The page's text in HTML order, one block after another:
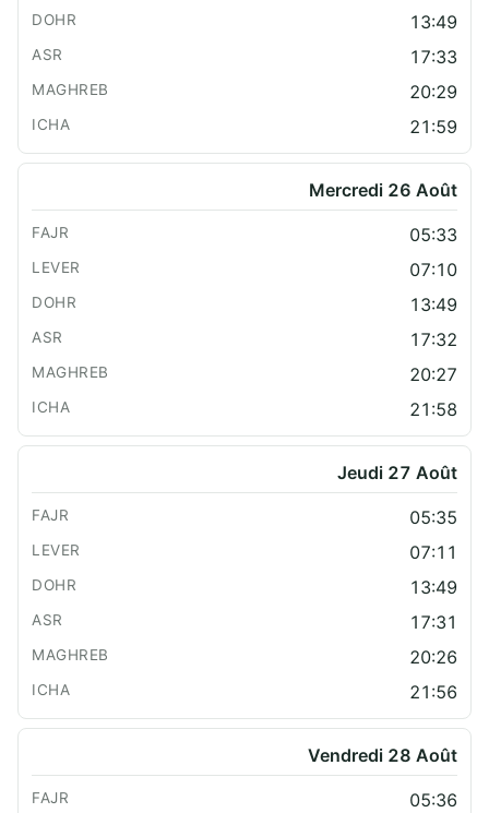
13:49
17:33
20:29
21:59
Mercredi 26 Août
05:33
07:10
13:49
17:32
20:27
21:58
Jeudi 27 Août
05:35
07:11
13:49
17:31
20:26
21:56
Vendredi 28 Août
05:36